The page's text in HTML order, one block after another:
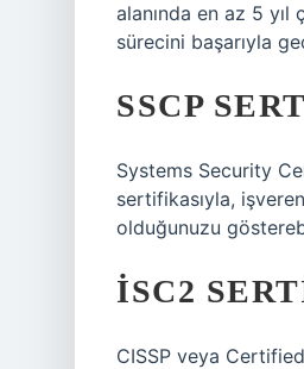
alanında en az 5 yıl
sürecini başarıyla
SSCP
Systems Security
sertifikasıyla,
olduğunuzu
İSC2
CISSP veya